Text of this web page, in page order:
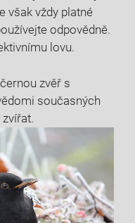
však vždy platné
odpovědně.
lovu.
zvěř s
současných